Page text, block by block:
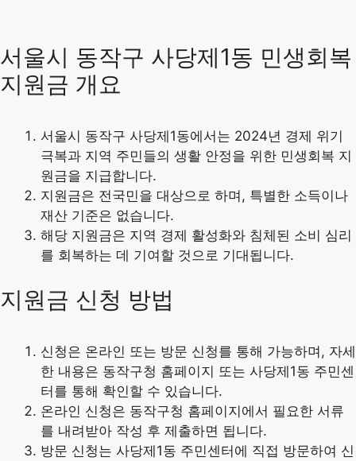
서울시 동작구 사당제1동 민생회복
지원금 개요
서울시 동작구 사당제1동에서는 2024년 경제 위기
극복과 지역 주민들의 생활 안정을 위한 민생회복 지
원금을 지급합니다.
지원금은 전국민을 대상으로 하며, 특별한 소득이나
재산 기준은 없습니다.
해당 지원금은 지역 경제 활성화와 침체된 소비 심리
를 회복하는 데 기여할 것으로 기대됩니다.
지원금 신청 방법
신청은 온라인 또는 방문 신청를 통해 가능하며, 자세
한 내용은 동작구청 홈페이지 또는 사당제1동 주민센
터를 통해 확인할 수 있습니다.
온라인 신청은 동작구청 홈페이지에서 필요한 서류
를 내려받아 작성 후 제출하면 됩니다.
방문 신청는 사당제1동 주민센터에 직접 방문하여 신